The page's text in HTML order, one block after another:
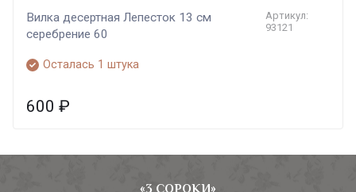
Вилка десертная Лепесток 13 см
серебрение 60
Артикул:
93121
Осталась 1 штука
600 ₽
«3 СОРОКИ»